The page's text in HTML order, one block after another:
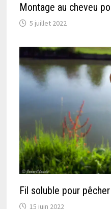
Montage au cheveu
5 juillet 2022
Fil soluble pour
15 juin 2022